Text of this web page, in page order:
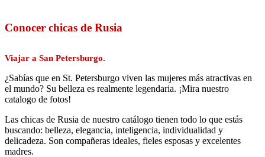
Conocer chicas de Rusia
Viajar a San Petersburgo.
¿Sabías que en St. Petersburgo viven las mujeres más atractivas en
el mundo? Su belleza es realmente legendaria. ¡Mira nuestro
catalogo de fotos!
Las chicas de Rusia de nuestro catálogo tienen todo lo que estás
buscando: belleza, elegancia, inteligencia, individualidad y
delicadeza. Son compañeras ideales, fieles esposas y excelentes
madres.